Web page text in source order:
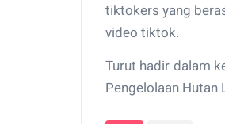
tiktokers yang
video tiktok.
Turut hadir dalam
Pengelolaan Hutan